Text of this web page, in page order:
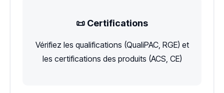
📜 Certifications
Vérifiez les qualifications (QualiPAC, RGE) et
les certifications des produits (ACS, CE)